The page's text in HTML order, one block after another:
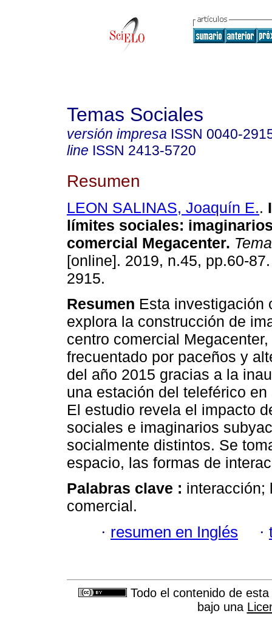
Temas Sociales
versión impresa ISSN 0040-
line ISSN 2413-5720
Resumen
LEON SALINAS, Joaquín E..
límites sociales:
comercial Megacenter.
[online]. 2019, n.45, pp.60-
2915.
Resumen Esta investigación
explora la construcción de
centro comercial
frecuentado por paceños y
del año 2015 gracias a la
una estación del teleférico
El estudio revela el impacto
sociales e imaginarios
socialmente distintos. Se
espacio, las formas de
Palabras clave : interacción;
comercial.
· resumen en Inglés ·
Todo el contenido de
bajo una